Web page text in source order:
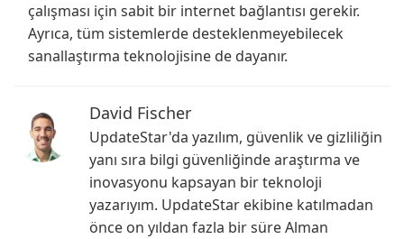
çalışması için sabit bir internet bağlantısı gerekir.
Ayrıca, tüm sistemlerde desteklenmeyebilecek
sanallaştırma teknolojisine de dayanır.
David Fischer
UpdateStar'da yazılım, güvenlik ve gizliliğin
yanı sıra bilgi güvenliğinde araştırma ve
inovasyonu kapsayan bir teknoloji
yazarıyım. UpdateStar ekibine katılmadan
önce on yıldan fazla bir süre Alman